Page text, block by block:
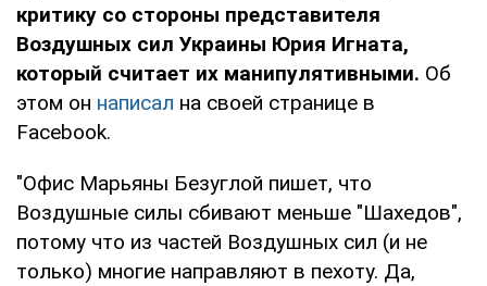
критику со стороны представителя
Воздушных сил Украины Юрия Игната,
который считает их манипулятивными. Об
этом он написал на своей странице в
Facebook.
"Офис Марьяны Безуглой пишет, что
Воздушные силы сбивают меньше "Шахедов",
потому что из частей Воздушных сил (и не
только) многие направляют в пехоту. Да,